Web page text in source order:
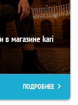
в магазине kari
ПОДРОБНЕЕ